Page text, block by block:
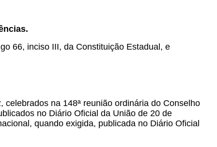
66, inciso III, da Constituição Estadual, e
na 148ª reunião ordinária do Conselho
no Diário Oficial da União de 20 de
quando exigida, publicada no Diário Oficial